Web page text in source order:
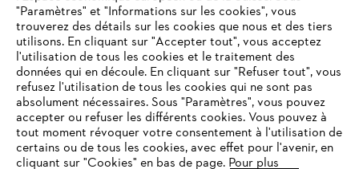
Politique de protection des données
Mentions légales Cookies
Informations juridiques
VOTRE NAVIGATEUR INTERNET
N'EST PLUS PRIS EN CHARGE
Vous utilisez un navigateur Internet que nous ne prenons plus
en charge, et certaines fonctionnalités de notre site ne
peuvent fonctionner correctement. Pour une utilisation
optimale de notre site, nous vous recommandons de passer à
l'un des navigateurs suivants :
"Paramètres" et "Informations sur les cookies", vous
trouverez des détails sur les cookies que nous et des tiers
utilisons. En cliquant sur "Accepter tout", vous acceptez
l'utilisation de tous les cookies et le traitement des
données qui en découle. En cliquant sur "Refuser tout", vous
refusez l'utilisation de tous les cookies qui ne sont pas
absolument nécessaires. Sous "Paramètres", vous pouvez
accepter ou refuser les différents cookies. Vous pouvez à
tout moment révoquer votre consentement à l'utilisation de
certains ou de tous les cookies, avec effet pour l'avenir, en
cliquant sur "Cookies" en bas de page. Pour plus